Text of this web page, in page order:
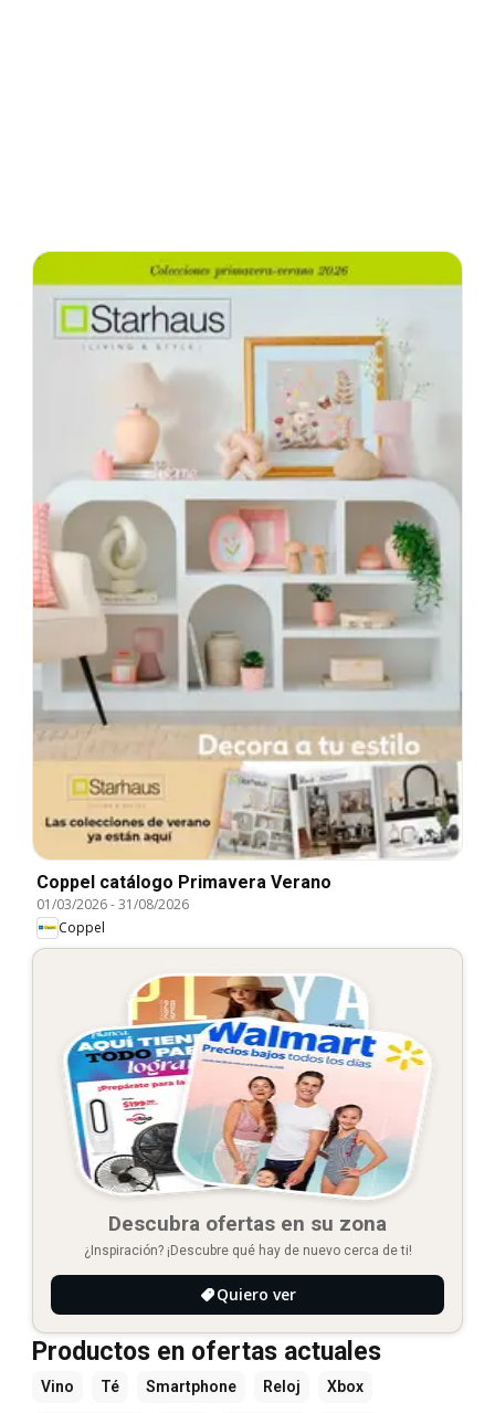
Coppel catálogo Primavera Verano
01/03/2026-31/08/2026
Coppel
Descubra ofertas en su zona
¿Inspiración? ¡Descubre qué hay de nuevo cerca de ti!
Quiero ver
Productos en ofertas actuales
Vino Té Smartphone Reloj Xbox